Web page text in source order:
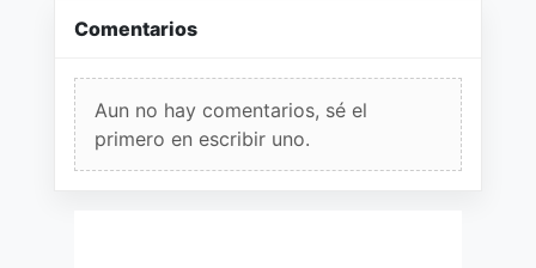
Comentarios
Aun no hay comentarios, sé el
primero en escribir uno.